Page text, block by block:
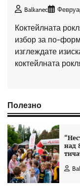
Balkanec
Коктейлната
избор за по-
изглеждате
коктейлната
Полезно
над